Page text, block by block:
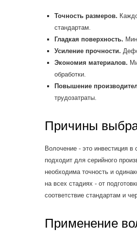
Точность размеров.
стандартам.
Гладкая поверхность.
Усиление прочности.
Экономия материалов.
обработки.
Повышение
трудозатраты.
Причины
Волочение - это инвестиция в
подходит для серийного
необходима точность и
на всех стадиях - от
соответствие стандартам и
Применение